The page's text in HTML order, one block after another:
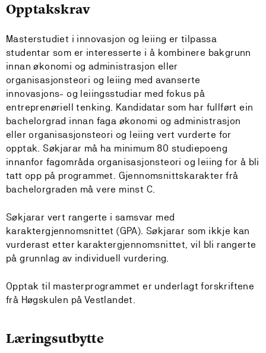
Opptakskrav
Masterstudiet i innovasjon og leiing er tilpassa
studentar som er interesserte i å kombinere bakgrunn
innan økonomi og administrasjon eller
organisasjonsteori og leiing med avanserte
innovasjons- og leiingsstudiar med fokus på
entreprenøriell tenking. Kandidatar som har fullført ein
bachelorgrad innan faga økonomi og administrasjon
eller organisasjonsteori og leiing vert vurderte for
opptak. Søkjarar må ha minimum 80 studiepoeng
innanfor fagområda organisasjonsteori og leiing for å bli
tatt opp på programmet. Gjennomsnittskarakter frå
bachelorgraden må vere minst C.
Søkjarar vert rangerte i samsvar med
karaktergjennomsnittet (GPA). Søkjarar som ikkje kan
vurderast etter karaktergjennomsnittet, vil bli rangerte
på grunnlag av individuell vurdering.
Opptak til masterprogrammet er underlagt forskriftene
frå Høgskulen på Vestlandet.
Læringsutbytte